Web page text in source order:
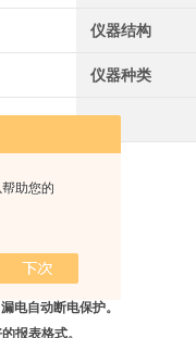
助您的
仪器结构
仪器种类
，无噪音。
电自动断电保护。
报表格式。